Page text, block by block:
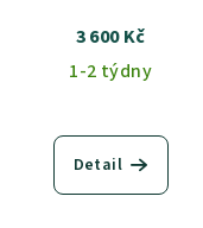
dub harmony
dub sametový dub
3 600 Kč
1-2 týdny
Detail